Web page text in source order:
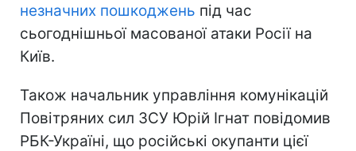
незначних пошкоджень під час
сьогоднішньої масованої атаки Росії на
Київ.
Також начальник управління комунікацій
Повітряних сил ЗСУ Юрій Ігнат повідомив
РБК-Україні, що російські окупанти цієї